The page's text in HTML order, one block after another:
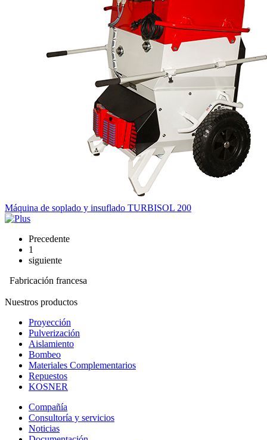
Máquina de soplado y insuflado TURBISOL 200
Precedente
1
siguiente
Fabricación francesa
Nuestros productos
Proyección
Pulverización
Aislamiento
Bombeo
Materiales Complementarios
Repuestos
KOSNER
Compañía
Consultoría y servicios
Noticias